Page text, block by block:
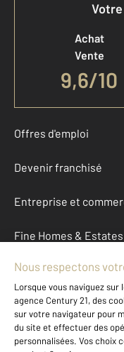
Achat
Vente
9,6/10
Offres d'emploi
Devenir franchisé
Entreprise et
Fine Homes & Estates
À propos
International
Nous contacter